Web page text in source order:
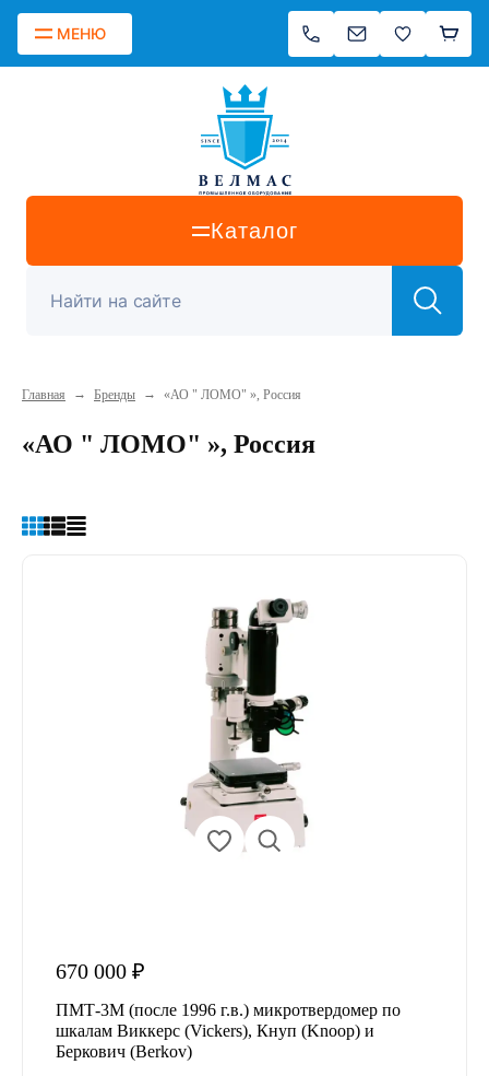
МЕНЮ
Каталог
Главная → Бренды → «АО " ЛОМО" », Россия
«АО " ЛОМО" », Россия
670 000 ₽
ПМТ-3M (после 1996 г.в.) микротвердомер по
шкалам Виккерc (Vickers), Кнуп (Knoop) и
Беркович (Berkov)